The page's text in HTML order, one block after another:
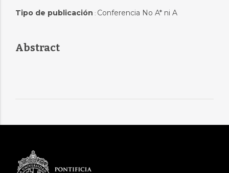
Tipo de publicación : Conferencia No A* ni A
Abstract